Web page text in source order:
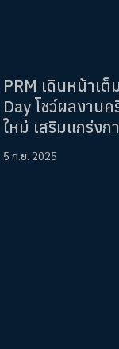
PRM เดินหน้าเ
Day โชว์ผลงาน
ใหม่ เสริมแกร่งก
5 ก.ย. 2025